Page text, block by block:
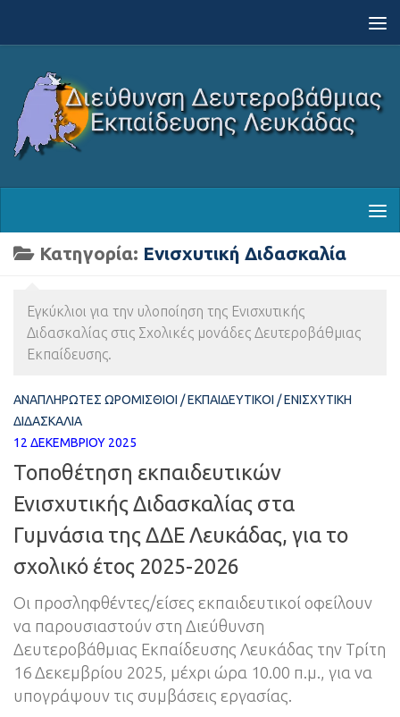
Κατηγορία: Ενισχυτική Διδασκαλία
Εγκύκλιοι για την υλοποίηση της Ενισχυτικής
Διδασκαλίας στις Σχολικές μονάδες Δευτεροβάθμιας
Εκπαίδευσης.
ΑΝΑΠΛΗΡΩΤΈΣ ΩΡΟΜΊΣΘΙΟΙ /ΕΚΠΑΙΔΕΥΤΙΚΟΊ /ΕΝΙΣΧΥΤΙΚΉ
ΔΙΔΑΣΚΑΛΊΑ
12 ΔΕΚΕΜΒΡΊΟΥ 2025
Τοποθέτηση εκπαιδευτικών
Ενισχυτικής Διδασκαλίας στα
Γυμνάσια της ΔΔΕ Λευκάδας, για το
σχολικό έτος 2025-2026
Οι προσληφθέντες/είσες εκπαιδευτικοί οφείλουν
να παρουσιαστούν στη Διεύθυνση
Δευτεροβάθμιας Εκπαίδευσης Λευκάδας την Τρίτη
16 Δεκεμβρίου 2025, μέχρι ώρα 10.00 π.μ., για να
υπογράψουν τις συμβάσεις εργασίας.